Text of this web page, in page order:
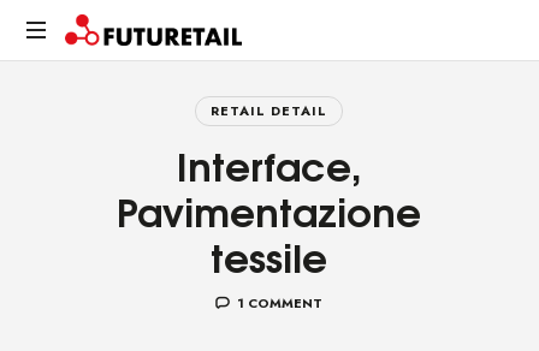
FUTURETAIL
RETAIL DETAIL
Interface,
Pavimentazione
tessile
1 COMMENT